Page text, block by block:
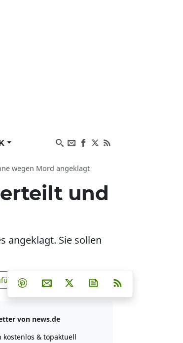
wegen Mord angeklagt
und
angeklagt. Sie sollen
Google hinzufügen
Teilen auf Facebook
Teilen auf Whatsapp
Teilen auf Telegram
Teilen auf Pinterest
Per E-Mail teilen
Post auf XNewsletter
von news.de
kostenlos & topaktuell